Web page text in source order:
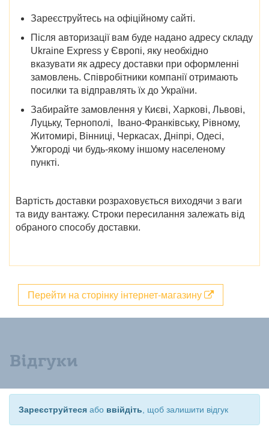
Зареєструйтесь на офіційному сайті.
Після авторизації вам буде надано адресу складу
Ukraine Express у Європі, яку необхідно
вказувати як адресу доставки при оформленні
замовлень. Співробітники компанії отримають
посилки та відправлять їх до України.
Забирайте замовлення у Києві, Харкові, Львові,
Луцьку, Тернополі, Івано-Франківську, Рівному,
Житомирі, Вінниці, Черкасах, Дніпрі, Одесі,
Ужгороді чи будь-якому іншому населеному
пункті.
Вартість доставки розраховується виходячи з ваги
та виду вантажу. Строки пересилання залежать від
обраного способу доставки.
Перейти на сторінку інтернет-магазину
Відгуки
Зареєструйтеся або ввійдіть , щоб залишити відгук